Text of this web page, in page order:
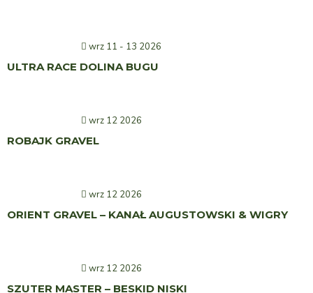
wrz 11 - 13 2026
ULTRA RACE DOLINA BUGU
wrz 12 2026
ROBAJK GRAVEL
wrz 12 2026
ORIENT GRAVEL – KANAŁ AUGUSTOWSKI & WIGRY
wrz 12 2026
SZUTER MASTER – BESKID NISKI